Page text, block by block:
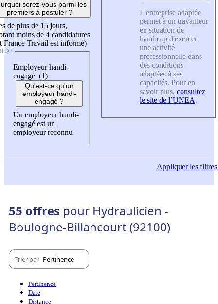
serez-vous parmi les
premiers à postuler ?
de plus de 15 jours,
moins de 4 candidatures
France Travail est informé)
Employeur handi-
engagé (1)
Qu'est-ce qu'un
employeur handi-
engagé ?
Un employeur handi-
engagé est un
employeur reconnu
L'entreprise adaptée
permet à un travailleur
en situation de
handicap d'exercer
une activité
professionnelle dans
des conditions
adaptées à ses
capacités. Pour en
savoir plus, consultez
le site de l’UNEA.
Appliquerles filtres
55 offres pour Hydraulicien -
Boulogne-Billancourt (92100)
Trier par Pertinence
Pertinence
Date
Distance